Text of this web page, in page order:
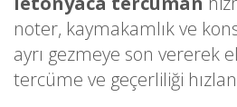
noter, kaymakamlık ve
ayrı gezmeye son vererek
tercüme ve geçerliliği